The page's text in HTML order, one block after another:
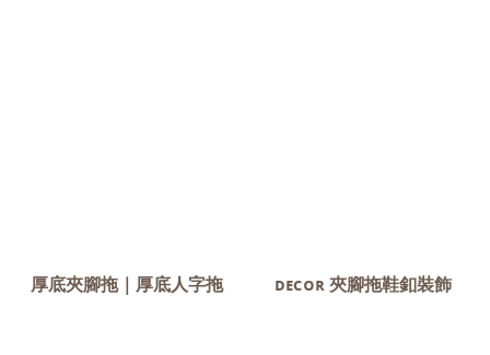
厚底夾腳拖｜厚底人字拖 ᴅᴇᴄᴏʀ 夾腳拖鞋釦裝飾